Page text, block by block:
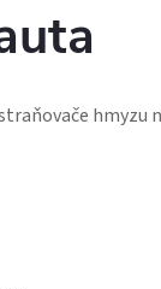
hmyzu